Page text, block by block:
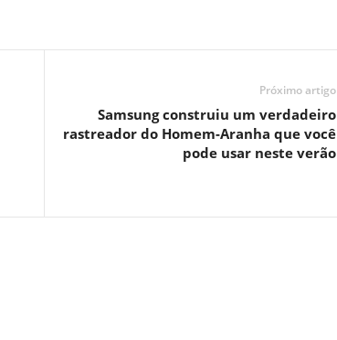
Próximo artigo
Samsung construiu um verdadeiro
rastreador do Homem-Aranha que você
pode usar neste verão